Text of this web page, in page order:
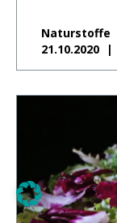
Naturstoffe
21.10.2020